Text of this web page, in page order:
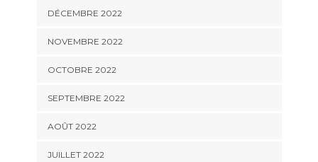
DÉCEMBRE 2022
NOVEMBRE 2022
OCTOBRE 2022
SEPTEMBRE 2022
AOÛT 2022
JUILLET 2022